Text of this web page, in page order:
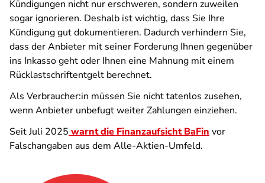
Kündigungen nicht nur erschweren, sondern zuweilen
sogar ignorieren. Deshalb ist wichtig, dass Sie Ihre
Kündigung gut dokumentieren. Dadurch verhindern Sie,
dass der Anbieter mit seiner Forderung Ihnen gegenüber
ins Inkasso geht oder Ihnen eine Mahnung mit einem
Rücklastschriftentgelt berechnet.
Als Verbraucher:in müssen Sie nicht tatenlos zusehen,
wenn Anbieter unbefugt weiter Zahlungen einziehen.
Seit Juli 2025 warnt die Finanzaufsicht BaFin vor
Falschangaben aus dem Alle-Aktien-Umfeld.